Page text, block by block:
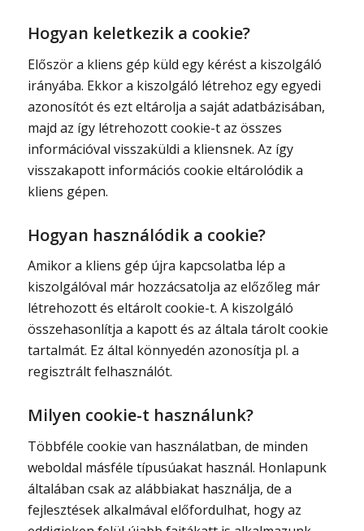
Hogyan keletkezik a cookie?
Először a kliens gép küld egy kérést a kiszolgáló
irányába. Ekkor a kiszolgáló létrehoz egy egyedi
azonosítót és ezt eltárolja a saját adatbázisában,
majd az így létrehozott cookie-t az összes
információval visszaküldi a kliensnek. Az így
visszakapott információs cookie eltárolódik a
kliens gépen.
Hogyan használódik a cookie?
Amikor a kliens gép újra kapcsolatba lép a
kiszolgálóval már hozzácsatolja az előzőleg már
létrehozott és eltárolt cookie-t. A kiszolgáló
összehasonlítja a kapott és az általa tárolt cookie
tartalmát. Ez által könnyedén azonosítja pl. a
regisztrált felhasználót.
Milyen cookie-t használunk?
Többféle cookie van használatban, de minden
weboldal másféle típusúakat használ. Honlapunk
általában csak az alábbiakat használja, de a
fejlesztések alkalmával előfordulhat, hogy az